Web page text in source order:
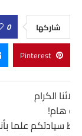
شاركها 0
Pinterest
الكرام
هام!
سيادتكم علما